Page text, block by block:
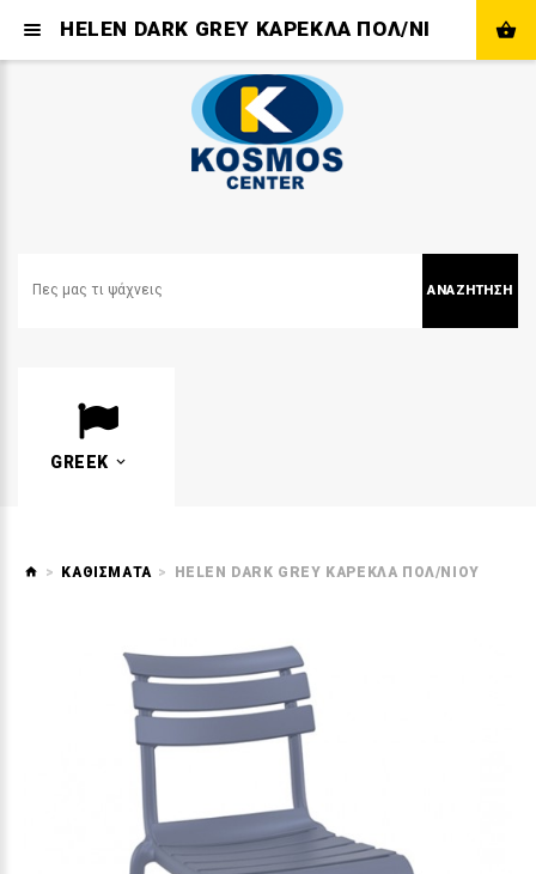
ΑΝΑΖΉΤΗΣΗ
GREEK
ΚΑΘΙΣΜΑΤΑ HELEN DARK GREY ΚΑΡΕΚΛΑ ΠΟΛ/ΝΙΟΥ
HELEN DARK GREY ΚΑΡΕΚΛΑ ΠΟΛ/ΝΙΟΥ